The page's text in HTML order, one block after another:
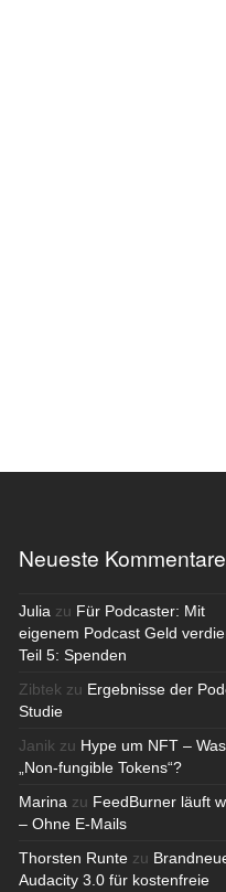
Neueste Kommentare
Julia zu Für Podcaster: Mit
eigenem Podcast Geld
Teil 5: Spenden
Zibtek zu Ergebnisse der
Studie
Janik zu Hype um NFT –
„Non-fungible Tokens“?
Marina zu FeedBurner läuft
– Ohne E-Mails
Thorsten Runte zu
Audacity 3.0 für kostenfreie